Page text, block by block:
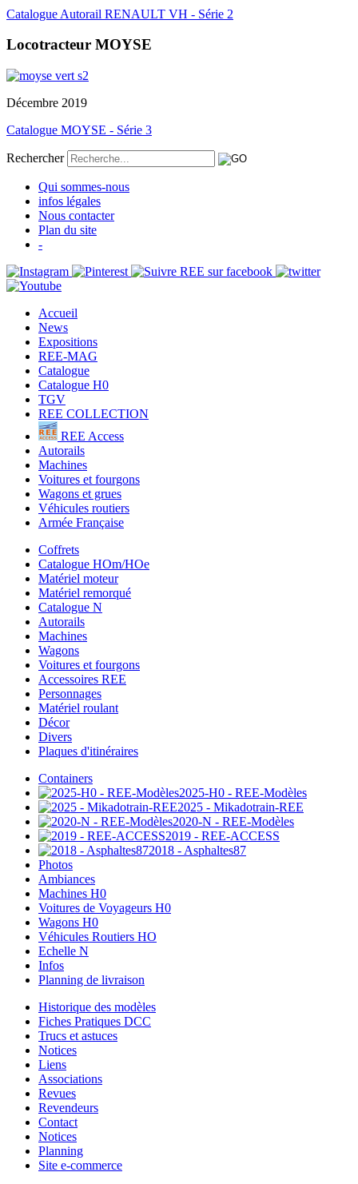
Catalogue Autorail RENAULT VH - Série 2
Locotracteur MOYSE
Décembre 2019
Catalogue MOYSE - Série 3
Rechercher
Qui sommes-nous
infos légales
Nous contacter
Plan du site
-
Accueil
News
Expositions
REE-MAG
Catalogue
Catalogue H0
TGV
REE COLLECTION
REE Access
Autorails
Machines
Voitures et fourgons
Wagons et grues
Véhicules routiers
Armée Française
Coffrets
Catalogue HOm/HOe
Matériel moteur
Matériel remorqué
Catalogue N
Autorails
Machines
Wagons
Voitures et fourgons
Accessoires REE
Personnages
Matériel roulant
Décor
Divers
Plaques d'itinéraires
Containers
2025-H0 - REE-Modèles
2025 - Mikadotrain-REE
2020-N - REE-Modèles
2019 - REE-ACCESS
2018 - Asphaltes87
Photos
Ambiances
Machines H0
Voitures de Voyageurs H0
Wagons H0
Véhicules Routiers HO
Echelle N
Infos
Planning de livraison
Historique des modèles
Fiches Pratiques DCC
Trucs et astuces
Notices
Liens
Associations
Revues
Revendeurs
Contact
Notices
Planning
Site e-commerce